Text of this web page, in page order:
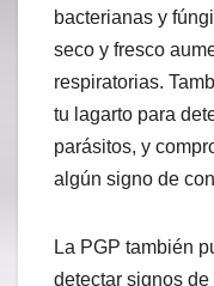
bacterianas y
seco y fresco
respiratorias.
tu lagarto para
parásitos, y
algún signo de
La PGP también
detectar signos